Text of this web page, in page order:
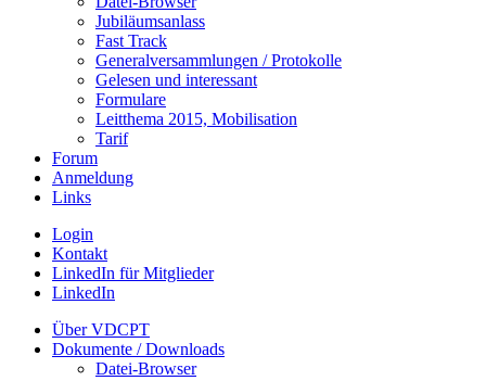
Jubiläumsanlass
Fast Track
Generalversammlungen / Protokolle
Gelesen und interessant
Formulare
Leitthema 2015, Mobilisation
Tarif
Forum
Anmeldung
Links
Login
Kontakt
LinkedIn für Mitglieder
LinkedIn
Über VDCPT
Dokumente / Downloads
Datei-Browser